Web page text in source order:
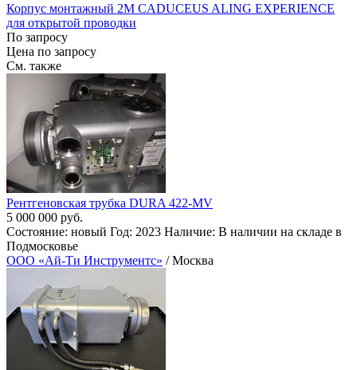
Корпус монтажный 2М CADUCEUS ALING EXPERIENCE
для открытой проводки
По запросу
Цена по запросу
См. также
Рентгеновская трубка DURA 422-MV
5 000 000 руб.
Состояние: новый Год: 2023 Наличие: В наличии на складе в
Подмосковье
ООО «Ай-Ти Инструментс» / Москва